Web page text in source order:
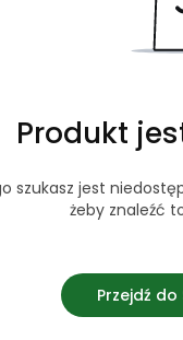
Produkt
szukasz jest
żeby znaleźć
Przejdź